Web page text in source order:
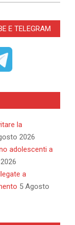
E TELEGRAM
la
2026
adolescenti a
a
5 Agosto